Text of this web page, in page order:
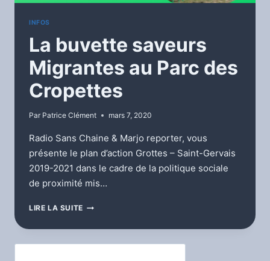
INFOS
La buvette saveurs
Migrantes au Parc des
Cropettes
Par Patrice Clément mars 7, 2020
Radio Sans Chaine & Marjo reporter, vous
présente le plan d’action Grottes – Saint-Gervais
2019-2021 dans le cadre de la politique sociale
de proximité mis…
LIRE LA SUITE LA
SAVEURS